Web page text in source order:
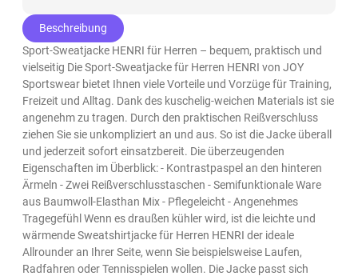
Beschreibung
Sport-Sweatjacke HENRI für Herren – bequem, praktisch und
vielseitig Die Sport-Sweatjacke für Herren HENRI von JOY
Sportswear bietet Ihnen viele Vorteile und Vorzüge für Training,
Freizeit und Alltag. Dank des kuschelig-weichen Materials ist sie
angenehm zu tragen. Durch den praktischen Reißverschluss
ziehen Sie sie unkompliziert an und aus. So ist die Jacke überall
und jederzeit sofort einsatzbereit. Die überzeugenden
Eigenschaften im Überblick: - Kontrastpaspel an den hinteren
Ärmeln - Zwei Reißverschlusstaschen - Semifunktionale Ware
aus Baumwoll-Elasthan Mix - Pflegeleicht - Angenehmes
Tragegefühl Wenn es draußen kühler wird, ist die leichte und
wärmende Sweatshirtjacke für Herren HENRI der ideale
Allrounder an Ihrer Seite, wenn Sie beispielsweise Laufen,
Radfahren oder Tennisspielen wollen. Die Jacke passt sich